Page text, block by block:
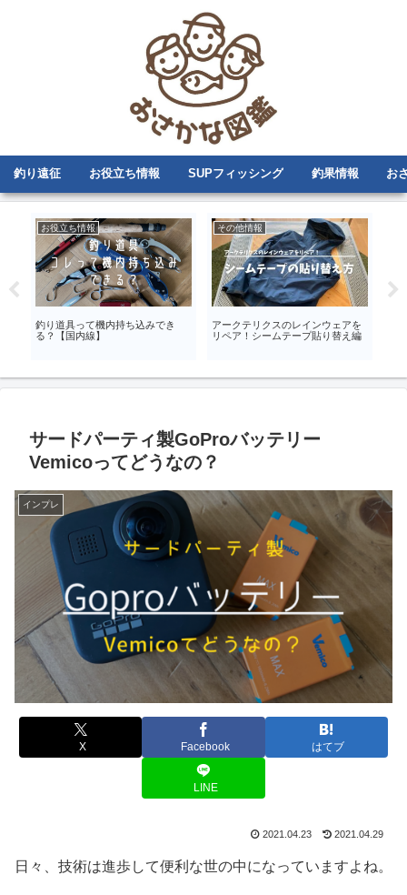
釣り遠征 お役立ち情報 SUPフィッシング 釣果情報 お
お役立ち情報
釣り道具って機内持ち込みでき
る？【国内線】
その他情報
アークテリクスのレインウェアを
リペア！シームテープ貼り替え編
サードパーティ製GoProバッテリー
Vemicoってどうなの？
インプレ
X Facebook はてブ
LINE
2021.04.23 2021.04.29
日々、技術は進歩して便利な世の中になっていますよね。